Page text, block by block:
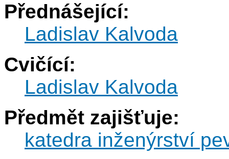
Přednášející:
Ladislav Kalvoda
Cvičící:
Ladislav Kalvoda
Předmět zajišťuje:
katedra inženýrství